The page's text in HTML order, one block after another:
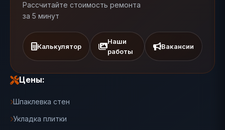
Рассчитайте стоимость ремонта
за 5 минут
Калькулятор
Наши
работы
Вакансии
Цены:
Шпаклевка стен
Укладка плитки